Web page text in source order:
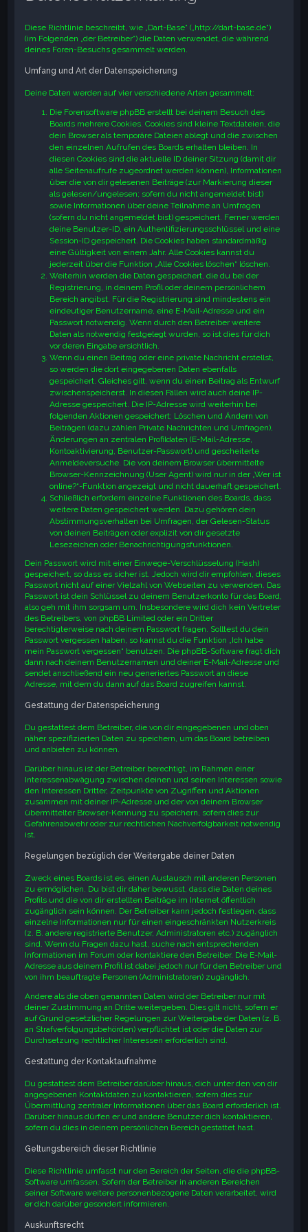
Diese Richtlinie beschreibt, wie „Dart-Base“ („http://dart-base.de“)
(im Folgenden „der Betreiber“) die Daten verwendet, die während
deines Foren-Besuchs gesammelt werden.
Umfang und Art der Datenspeicherung
Deine Daten werden auf vier verschiedene Arten gesammelt:
Die Forensoftware phpBB erstellt bei deinem Besuch des
Boards mehrere Cookies. Cookies sind kleine Textdateien, die
dein Browser als temporäre Dateien ablegt und die zwischen
den einzelnen Aufrufen des Boards erhalten bleiben. In
diesen Cookies sind die aktuelle ID deiner Sitzung (damit dir
alle Seitenaufrufe zugeordnet werden können), Informationen
über die von dir gelesenen Beiträge (zur Markierung dieser
als gelesen/ungelesen; sofern du nicht angemeldet bist)
sowie Informationen über deine Teilnahme an Umfragen
(sofern du nicht angemeldet bist) gespeichert. Ferner werden
deine Benutzer-ID, ein Authentifizierungsschlüssel und eine
Session-ID gespeichert. Die Cookies haben standardmäßig
eine Gültigkeit von einem Jahr. Alle Cookies kannst du
jederzeit über die Funktion „Alle Cookies löschen“ löschen.
Weiterhin werden die Daten gespeichert, die du bei der
Registrierung, in deinem Profil oder deinem persönlichem
Bereich angibst. Für die Registrierung sind mindestens ein
eindeutiger Benutzername, eine E-Mail-Adresse und ein
Passwort notwendig. Wenn durch den Betreiber weitere
Daten als notwendig festgelegt wurden, so ist dies für dich
vor deren Eingabe ersichtlich.
Wenn du einen Beitrag oder eine private Nachricht erstellst,
so werden die dort eingegebenen Daten ebenfalls
gespeichert. Gleiches gilt, wenn du einen Beitrag als Entwurf
zwischenspeicherst. In diesen Fällen wird auch deine IP-
Adresse gespeichert. Die IP-Adresse wird weiterhin bei
folgenden Aktionen gespeichert: Löschen und Ändern von
Beiträgen (dazu zählen Private Nachrichten und Umfragen),
Änderungen an zentralen Profildaten (E-Mail-Adresse,
Kontoaktivierung, Benutzer-Passwort) und gescheiterte
Anmeldeversuche. Die von deinem Browser übermittelte
Browser-Kennzeichnung (User Agent) wird nur in der „Wer ist
online?“-Funktion angezeigt und nicht dauerhaft gespeichert.
Schließlich erfordern einzelne Funktionen des Boards, dass
weitere Daten gespeichert werden. Dazu gehören dein
Abstimmungsverhalten bei Umfragen, der Gelesen-Status
von deinen Beiträgen oder explizit von dir gesetzte
Lesezeichen oder Benachrichtigungsfunktionen.
Dein Passwort wird mit einer Einwege-Verschlüsselung (Hash)
gespeichert, so dass es sicher ist. Jedoch wird dir empfohlen, dieses
Passwort nicht auf einer Vielzahl von Webseiten zu verwenden. Das
Passwort ist dein Schlüssel zu deinem Benutzerkonto für das Board,
also geh mit ihm sorgsam um. Insbesondere wird dich kein Vertreter
des Betreibers, von phpBB Limited oder ein Dritter
berechtigterweise nach deinem Passwort fragen. Solltest du dein
Passwort vergessen haben, so kannst du die Funktion „Ich habe
mein Passwort vergessen“ benutzen. Die phpBB-Software fragt dich
dann nach deinem Benutzernamen und deiner E-Mail-Adresse und
sendet anschließend ein neu generiertes Passwort an diese
Adresse, mit dem du dann auf das Board zugreifen kannst.
Gestattung der Datenspeicherung
Du gestattest dem Betreiber, die von dir eingegebenen und oben
näher spezifizierten Daten zu speichern, um das Board betreiben
und anbieten zu können.
Darüber hinaus ist der Betreiber berechtigt, im Rahmen einer
Interessenabwägung zwischen deinen und seinen Interessen sowie
den Interessen Dritter, Zeitpunkte von Zugriffen und Aktionen
zusammen mit deiner IP-Adresse und der von deinem Browser
übermittelter Browser-Kennung zu speichern, sofern dies zur
Gefahrenabwehr oder zur rechtlichen Nachverfolgbarkeit notwendig
ist.
Regelungen bezüglich der Weitergabe deiner Daten
Zweck eines Boards ist es, einen Austausch mit anderen Personen
zu ermöglichen. Du bist dir daher bewusst, dass die Daten deines
Profils und die von dir erstellten Beiträge im Internet öffentlich
zugänglich sein können. Der Betreiber kann jedoch festlegen, dass
einzelne Informationen nur für einen eingeschränkten Nutzerkreis
(z. B. andere registrierte Benutzer, Administratoren etc.) zugänglich
sind. Wenn du Fragen dazu hast, suche nach entsprechenden
Informationen im Forum oder kontaktiere den Betreiber. Die E-Mail-
Adresse aus deinem Profil ist dabei jedoch nur für den Betreiber und
von ihm beauftragte Personen (Administratoren) zugänglich.
Andere als die oben genannten Daten wird der Betreiber nur mit
deiner Zustimmung an Dritte weitergeben. Dies gilt nicht, sofern er
auf Grund gesetzlicher Regelungen zur Weitergabe der Daten (z. B.
an Strafverfolgungsbehörden) verpflichtet ist oder die Daten zur
Durchsetzung rechtlicher Interessen erforderlich sind.
Gestattung der Kontaktaufnahme
Du gestattest dem Betreiber darüber hinaus, dich unter den von dir
angegebenen Kontaktdaten zu kontaktieren, sofern dies zur
Übermittlung zentraler Informationen über das Board erforderlich ist.
Darüber hinaus dürfen er und andere Benutzer dich kontaktieren,
sofern du dies in deinem persönlichen Bereich gestattet hast.
Geltungsbereich dieser Richtlinie
Diese Richtlinie umfasst nur den Bereich der Seiten, die die phpBB-
Software umfassen. Sofern der Betreiber in anderen Bereichen
seiner Software weitere personenbezogene Daten verarbeitet, wird
er dich darüber gesondert informieren.
Auskunftsrecht